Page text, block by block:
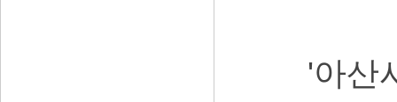
'아산